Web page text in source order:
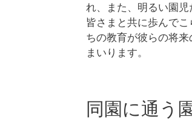
れ、また、明るい園
皆さまと共に歩んで
ちの教育が彼らの将
まいります。
同園に通う